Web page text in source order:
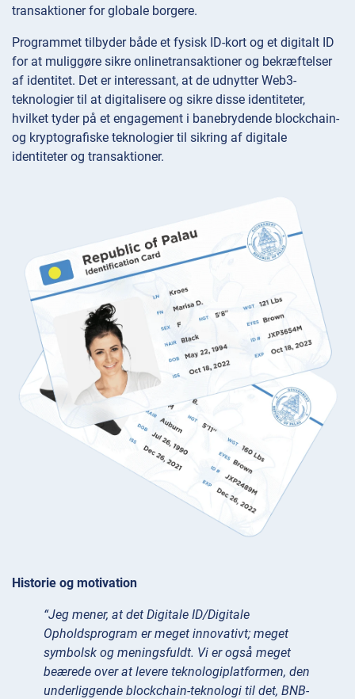
transaktioner for globale borgere.
Programmet tilbyder både et fysisk ID-kort og et digitalt ID
for at muliggøre sikre onlinetransaktioner og bekræftelser
af identitet. Det er interessant, at de udnytter Web3-
teknologier til at digitalisere og sikre disse identiteter,
hvilket tyder på et engagement i banebrydende blockchain-
og kryptografiske teknologier til sikring af digitale
identiteter og transaktioner.
Historie og motivation
“Jeg mener, at det Digitale ID/Digitale
Opholdsprogram er meget innovativt; meget
symbolsk og meningsfuldt. Vi er også meget
beærede over at levere teknologiplatformen, den
underliggende blockchain-teknologi til det, BNB-